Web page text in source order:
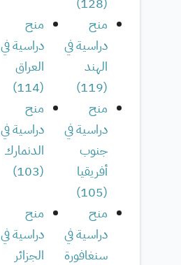
منح
دراسية في
الهند
(
119
)
منح
دراسية في
العراق
(
114
)
منح
دراسية في
جنوب
أفريقيا
(
105
)
منح
دراسية في
الدنمارك
(
103
)
منح
دراسية في
سنغافورة
منح
دراسية في
الجزائر